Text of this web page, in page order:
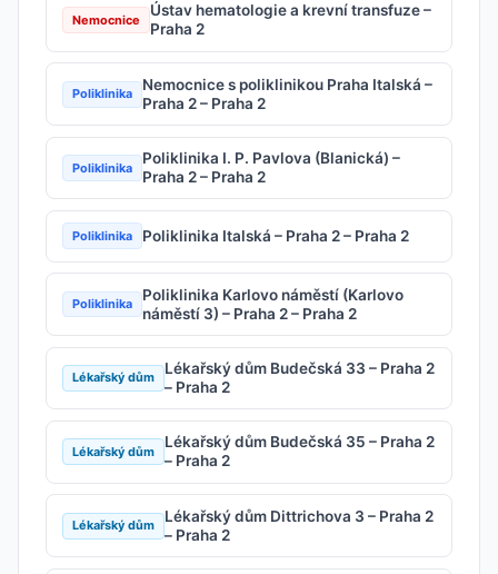
Nemocnice
Ústav hematologie a krevní transfuze –
Praha 2
Poliklinika
Nemocnice s poliklinikou Praha Italská –
Praha 2 – Praha 2
Poliklinika
Poliklinika I. P. Pavlova (Blanická) –
Praha 2 – Praha 2
Poliklinika Poliklinika Italská – Praha 2 – Praha 2
Poliklinika
Poliklinika Karlovo náměstí (Karlovo
náměstí 3) – Praha 2 – Praha 2
Lékařský dům
Lékařský dům Budečská 33 – Praha 2
– Praha 2
Lékařský dům
Lékařský dům Budečská 35 – Praha 2
– Praha 2
Lékařský dům
Lékařský dům Dittrichova 3 – Praha 2
– Praha 2